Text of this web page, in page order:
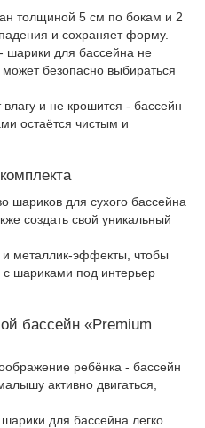
толщиной 5 см по бокам и 2
и сохраняет форму.
шарики для бассейна не
безопасно выбираться
и не крошится - бассейн
остаётся чистым и
шариков для сухого бассейна
создать свой уникальный
и металлик-эффекты, чтобы
с шариками под интерьер
бассейн «Premium
ребёнка - бассейн
активно двигаться,
для бассейна легко